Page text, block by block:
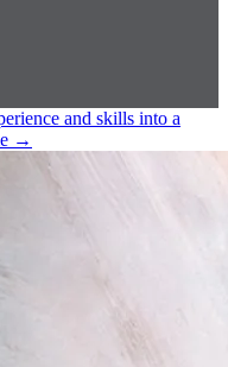
and skills into a
→